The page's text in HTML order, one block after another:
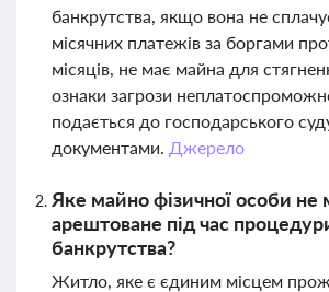
банкрутства, якщо вона не
місячних платежів за боргами
місяців, не має майна для
ознаки загрози
подається до господарського
документами. Джерело
Яке майно фізичної особи
арештоване під час
банкрутства?
Житло, яке є єдиним місцем